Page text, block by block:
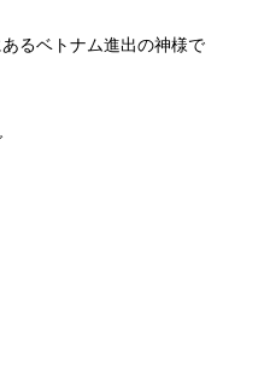
るベトナム進出の神様で